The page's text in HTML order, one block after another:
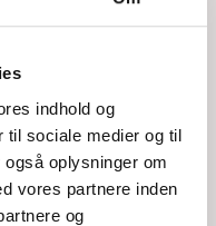
indhold og
til sociale medier og til
oplysninger om
vores partnere inden
og